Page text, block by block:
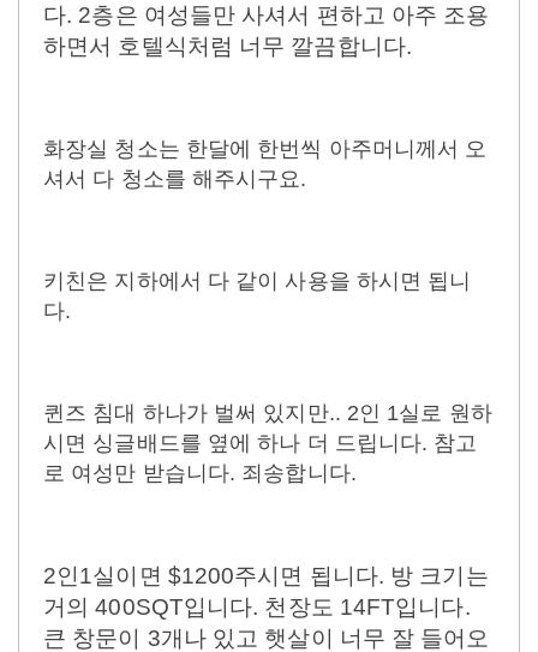
다. 2층은 여성들만 사셔서 편하고 아주 조용
하면서 호텔식처럼 너무 깔끔합니다.
화장실 청소는 한달에 한번씩 아주머니께서 오
셔서 다 청소를 해주시구요.
키친은 지하에서 다 같이 사용을 하시면 됩니
다.
퀸즈 침대 하나가 벌써 있지만.. 2인 1실로 원하
시면 싱글배드를 옆에 하나 더 드립니다. 참고
로 여성만 받습니다. 죄송합니다.
2인1실이면 $1200주시면 됩니다. 방 크기는
거의 400SQT입니다. 천장도 14FT입니다.
큰 창문이 3개나 있고 햇살이 너무 잘 들어오